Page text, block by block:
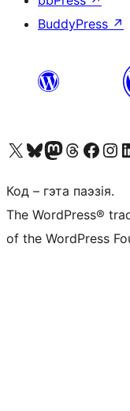
BuddyPress ↗
Наведайце наш акаўнт у X (былы Twitter)
Visit our Bluesky account
Visit our Mastodon account
Visit our Threads
Наведаеце нашу
Код – гэта паэзія.
The WordPress®
of the WordPress